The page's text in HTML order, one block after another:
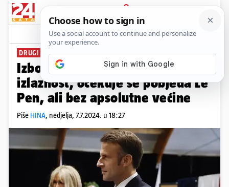
PRIJAVA
News Komentari
DRUGI KRUG
Izbori u Francuskoj: Velika je
izlaznost, očekuje se pobjeda Le
Pen, ali bez apsolutne većine
Piše HINA, nedjelja, 7.7.2024. u 18:27